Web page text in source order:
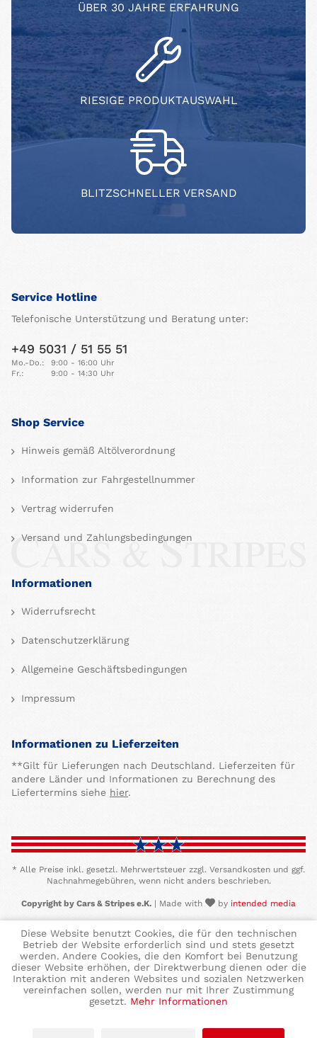
ÜBER 30 JAHRE ERFAHRUNG
RIESIGE PRODUKTAUSWAHL
BLITZSCHNELLER VERSAND
Service Hotline
Telefonische Unterstützung und Beratung unter:
+49 5031 / 51 55 51
Mo.-Do.:
9:00 - 16:00 Uhr
Fr.:
9:00 - 14:30 Uhr
Shop Service
Hinweis gemäß Altölverordnung
Information zur Fahrgestellnummer
Vertrag widerrufen
Versand und Zahlungsbedingungen
Informationen
Widerrufsrecht
Datenschutzerklärung
Allgemeine Geschäftsbedingungen
Impressum
Informationen zu Lieferzeiten
**Gilt für Lieferungen nach Deutschland. Lieferzeiten für
andere Länder und Informationen zu Berechnung des
Liefertermins siehe hier.
* Alle Preise inkl. gesetzl. Mehrwertsteuer zzgl. Versandkosten und ggf.
Nachnahmegebühren, wenn nicht anders beschrieben.
Copyright by Cars & Stripes e.K. | Made with by intended media
Diese Website benutzt Cookies, die für den technischen
Betrieb der Website erforderlich sind und stets gesetzt
werden. Andere Cookies, die den Komfort bei Benutzung
dieser Website erhöhen, der Direktwerbung dienen oder die
Interaktion mit anderen Websites und sozialen Netzwerken
vereinfachen sollen, werden nur mit Ihrer Zustimmung
gesetzt. Mehr Informationen